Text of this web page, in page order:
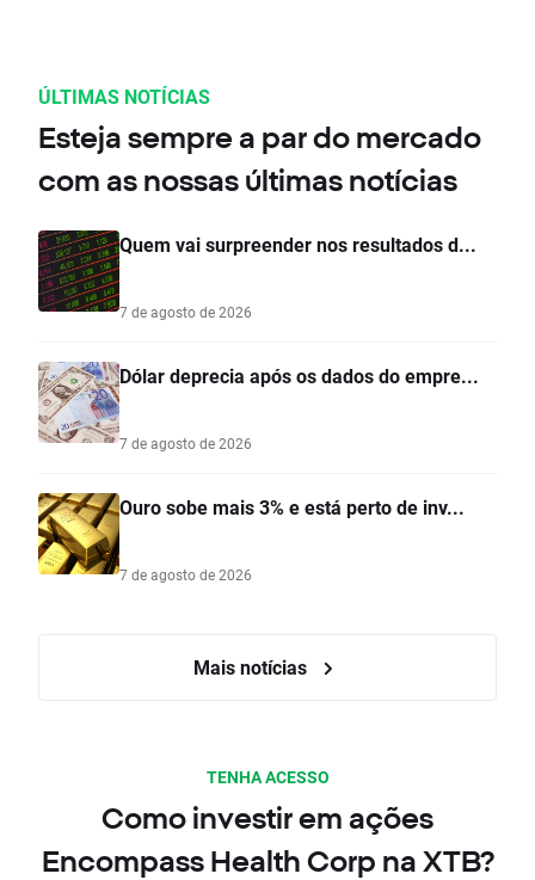
ÚLTIMAS NOTÍCIAS
Esteja sempre a par do mercado
com as nossas últimas notícias
Quem vai surpreender nos resultados d...
7 de agosto de 2026
Dólar deprecia após os dados do empre...
7 de agosto de 2026
Ouro sobe mais 3% e está perto de inv...
7 de agosto de 2026
Mais notícias
TENHA ACESSO
Como investir em ações
Encompass Health Corp na XTB?